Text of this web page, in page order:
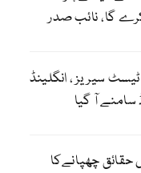
گا، نائب صدر
سیریز ، انگلینڈ
حقائق چھپانےکا